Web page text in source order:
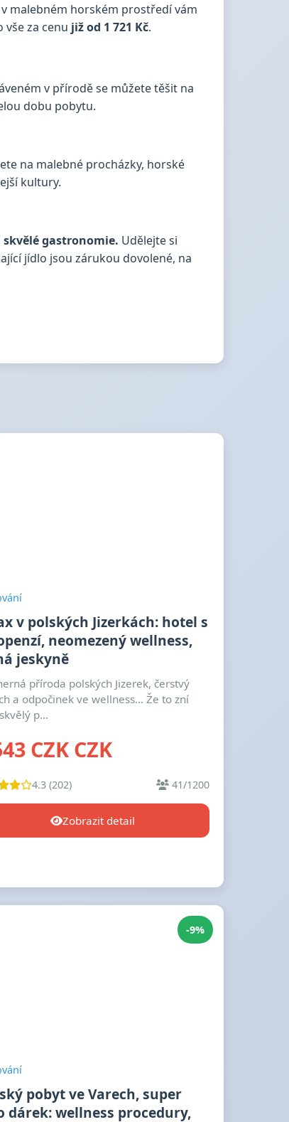
malebném horském prostředí vám
za cenu již od 1 721 Kč.
v přírodě se můžete těšit na
dobu pobytu.
na malebné procházky, horské
kultury.
gastronomie. Udělejte si
jídlo jsou zárukou dovolené, na
v polských Jizerkách: hotel s
neomezený wellness,
jeskyně
příroda polských Jizerek, čerstvý
a odpočinek ve wellness... Že to zní
p...
CZK CZK
4.3 (202) 41/1200
Zobrazit detail
-9%
pobyt ve Varech, super
dárek: wellness procedury,